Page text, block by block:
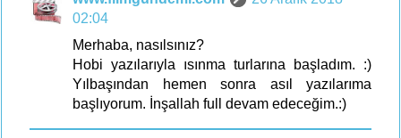
02:04
Merhaba, nasılsınız?
Hobi yazılarıyla ısınma turlarına başladım. :)
Yılbaşından hemen sonra asıl yazılarıma
başlıyorum. İnşallah full devam edeceğim.:)